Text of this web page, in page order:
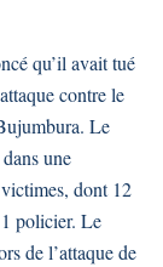
qu’il avait tué
contre le
Le
une
dont 12
policier. Le
de l’attaque de